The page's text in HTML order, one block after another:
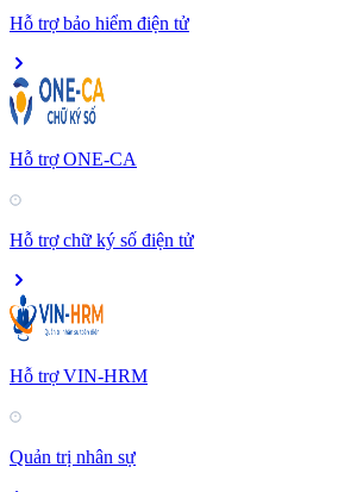
Hỗ trợ bảo hiểm điện tử
Hỗ trợ ONE-CA
Hỗ trợ chữ ký số điện tử
Hỗ trợ VIN-HRM
Quản trị nhân sự